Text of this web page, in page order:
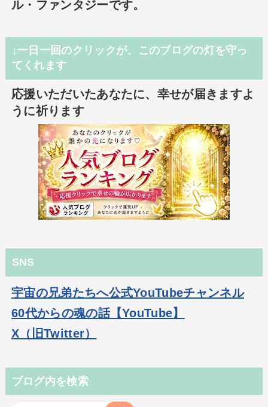
ル・ファンタジーです。
↓一日一回のクリックが、このブログの灯を守っ
てくれます
応援いただいたあなたに、幸せが届きますよ
うに祈ります
SNS
宇宙の兄弟たちへ公式YouTubeチャンネル
60代からの魂の話【YouTube】
X（旧Twitter）
ブログ内を検索